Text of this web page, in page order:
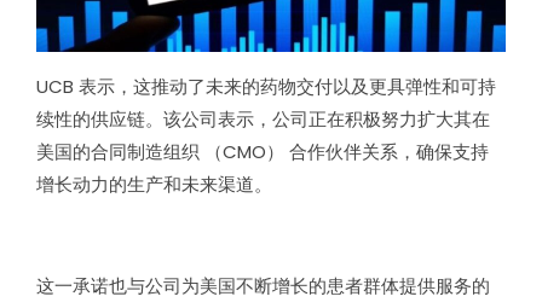
UCB 表示，这推动了未来的药物交付以及更具弹性和可持
续性的供应链。该公司表示，公司正在积极努力扩大其在
美国的合同制造组织 （CMO） 合作伙伴关系，确保支持
增长动力的生产和未来渠道。
这一承诺也与公司为美国不断增长的患者群体提供服务的